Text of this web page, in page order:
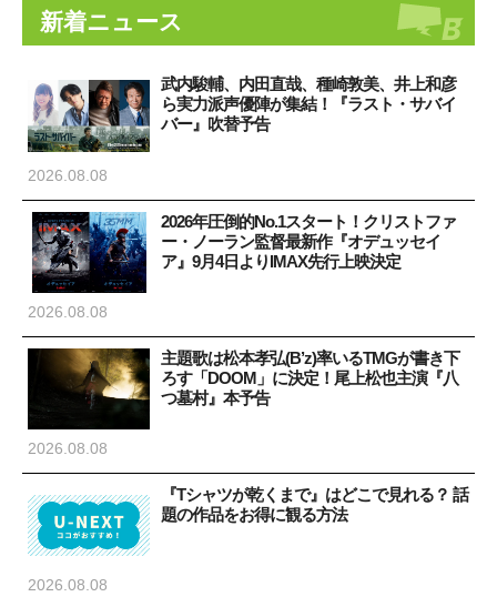
新着ニュース
武内駿輔、内田直哉、種崎敦美、井上和彦
ら実力派声優陣が集結！『ラスト・サバイ
バー』吹替予告
2026.08.08
2026年圧倒的No.1スタート！クリストファ
ー・ノーラン監督最新作『オデュッセイ
ア』9月4日よりIMAX先行上映決定
2026.08.08
主題歌は松本孝弘(B’z)率いるTMGが書き下
ろす「DOOM」に決定！尾上松也主演『八
つ墓村』本予告
2026.08.08
『Tシャツが乾くまで』はどこで見れる？ 話
題の作品をお得に観る方法
2026.08.08